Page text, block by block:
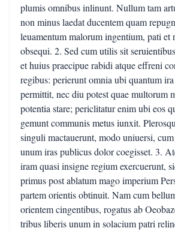
plumis omnibus inlinunt. Nullum tam
non minus laedat ducentem quam
leuamentum malorum ingentium, pati et
obsequi. 2. Sed cum utilis sit
et huius praecipue rabidi atque effreni
regibus: perierunt omnia ubi quantum
permittit, nec diu potest quae multorum
potentia stare; periclitatur enim ubi eos
gemunt communis metus iunxit.
singuli mactauerunt, modo uniuersi,
unum iras publicus dolor coegisset. 3.
iram quasi insigne regium exercuerunt,
primus post ablatum mago imperium
partem orientis obtinuit. Nam cum
orientem cingentibus, rogatus ab
tribus liberis unum in solacium patri